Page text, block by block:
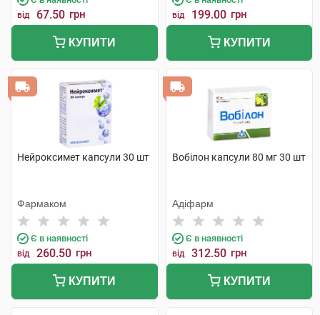
від 67.50 грн
КУПИТИ
від 199.00 грн
КУПИТИ
Нейроксимет капсули 30 шт
Фармаком
Є в наявності
від 260.50 грн
КУПИТИ
Вобілон капсули 80 мг 30 шт
Адіфарм
Є в наявності
від 312.50 грн
КУПИТИ